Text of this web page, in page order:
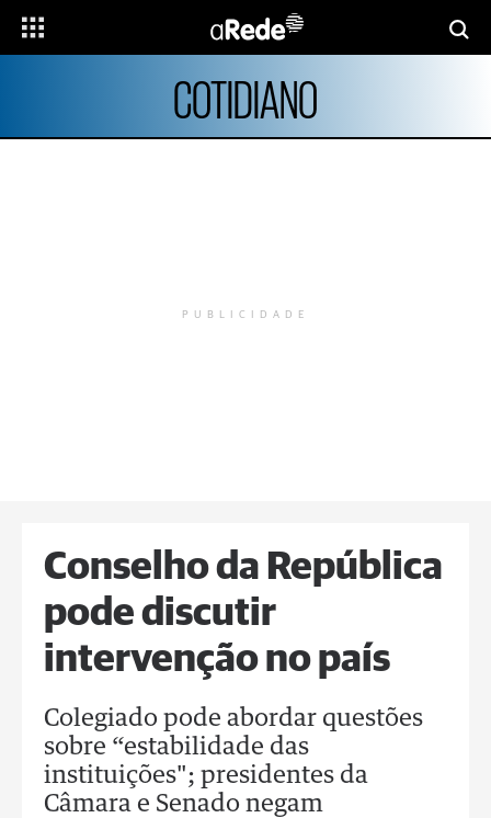
COTIDIANO
PUBLICIDADE
Conselho da República
pode discutir
intervenção no país
Colegiado pode abordar questões
sobre “estabilidade das
instituições"; presidentes da
Câmara e Senado negam